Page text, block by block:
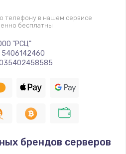
диска
руб.
драйверов
725 руб.
телефону в нашем сервисе
бесплатны
"РСЦ"
5406142460
брендов серверов